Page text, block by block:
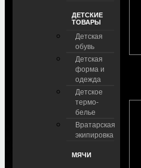
ДЕТСКИЕ
ТОВАРЫ
Детская
обувь
Детская
форма и
одежда
Детское
термо-
белье
Вратарская
экипировка
МЯЧИ